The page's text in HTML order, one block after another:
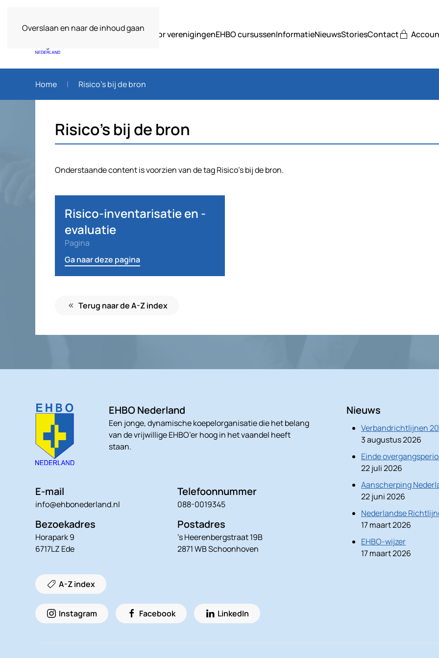
Overslaan en naar de inhoud gaan
Over ons Voor verenigingenEHBO cursussenInformatieNieuwsStoriesContact
Home Risico’s bij de bron
Risico’s bij de bron
Onderstaande content is voorzien van de tag Risico’s bij de bron.
Risico-inventarisatie en -
evaluatie
Pagina
Ga naar deze pagina
Terug naar de A-Z index
EHBO Nederland
Een jonge, dynamische koepelorganisatie die het belang
van de vrijwillige EHBO’er hoog in het vaandel heeft
staan.
E-mail
info@ehbonederland.nl
Telefoonnummer
088-0019345
Bezoekadres
Horapark 9
6717LZ Ede
Postadres
’s Heerenbergstraat 19B
2871 WB Schoonhoven
A-Z index
Instagram Facebook LinkedIn
Nieuws
Verbandrichtlijnen
3 augustus 2026
Einde
22 juli 2026
Aanscherping
22 juni 2026
Nederlandse
17 maart 2026
EHBO-wijzer
17 maart 2026